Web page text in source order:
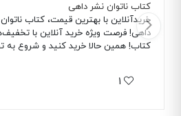
کتاب ناتوان نشر داهی
خریدآنلاین با بهترین قیمت، کتاب
داهی! فرصت ویژه خرید آنلاین با
کتاب! همین حالا خرید کنید و شروع به